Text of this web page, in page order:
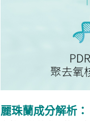
麗珠蘭成分解析：